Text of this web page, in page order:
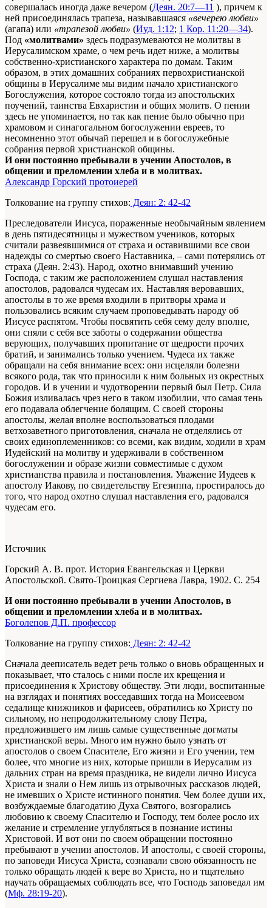
совершалась иногда даже вечером (Деян. 20:7—11 ), причем к
ней присоединялась трапеза, называвшаяся «вечерею любви»
(агапа) или «трапезой любви» (Иуд. 1:12; 1 Кор. 11:20—34).
Под «молитвами» здесь подразумеваются не молитвы в
Иерусалимском храме, о чем речь идет ниже, а молитвы
собственно-христианского характера по домам. Таким
образом, в этих домашних собраниях первохристианской
общины в Иерусалиме мы видим начало христианского
Богослужения, которое состояло тогда из апостольских
поучений, таинства Евхаристии и общих молитв. О пении
здесь не упоминается, но так как пение было обычно при
храмовом и синагогальном богослужении евреев, то
несомненно этот обычай перешел и в богослужебные
собрания первой христианской общины.
И они постоянно пребывали в учении Апостолов, в
общении и преломлении хлеба и в молитвах.
Александр Горский протоиерей
Толкование на группу стихов: Деян: 2: 42-42
Преследователи Иисуса, пораженные необычайным явлением
в день пятидесятницы и мужеством учеников, которых
считали развеявшимися от страха и оставившими все свои
надежды со смертью своего Наставника, – сами потерялись от
страха (Деян. 2:43). Народ, охотно внимавший учению
Господа, с таким же расположением слушал наставления
апостолов, радовался чудесам их. Наставляя веровавших,
апостолы в то же время входили в притворы храма и
пользовались всяким случаем проповедывать народу об
Иисусе распятом. Чтобы посвятить себя сему делу вполне,
они сняли с себя все заботы о содержании общества
верующих, получавших пропитание от щедрости прочих
братий, и занимались только учением. Чудеса их также
обращали на себя внимание всех: они исцеляли болезни
всякого рода, так что приносили к ним больных из окрестных
городов. И в учении и чудотворении первый был Петр. Сила
Божия изливалась чрез него в таком изобилии, что самая тень
его подавала облегчение болящим. С своей стороны
апостолы, желая вполне воспользоваться плодами
ветхозаветного приготовления, сначала не отделялись от
своих единоплеменников: со всеми, как видим, ходили в храм
Иудейский на молитву и удерживали в собственном
богослужении и образе жизни совместимые с духом
христианства правила и постановления. Уважение Иудеев к
апостолу Иакову, по свидетельству Егезиппа, простиралось до
того, что народ охотно слушал наставления его, радовался
чудесам его.
Источник
Горский А. В. прот. История Евангельская и Церкви
Апостольской. Свято-Троицкая Сергиева Лавра, 1902. С. 254
И они постоянно пребывали в учении Апостолов, в
общении и преломлении хлеба и в молитвах.
Боголепов Д.П. профессор
Толкование на группу стихов: Деян: 2: 42-42
Сначала дееписатель ведет речь только о вновь обращенных и
показывает, что сталось с ними после их крещения и
присоединения к Христову обществу. Эти люди, воспитанные
на взглядах и понятиях восседавших тогда на Моисеевом
седалище книжников и фарисеев, обратились ко Христу по
сильному, но непродолжительному слову Петра,
предложившего им лишь самые существенные догматы
христианской веры. Много им нужно было узнать от
апостолов о своем Спасителе, Его жизни и Его учении, тем
более, что многие из них, которые пришли в Иерусалим из
дальних стран на время праздника, не видели лично Иисуса
Христа и знали о Нем лишь из отрывочных рассказов людей,
не имевших о Христе истинного понятия. Чем более души их,
возбуждаемые благодатию Духа Святого, возгорались
любовию к своему Спасителю и Господу, тем более росло их
желание и стремление углубляться в познание истины
Христовой. И вот они по своем обращении постоянно
пребывают в учении апостолов. И апостолы, с своей стороны,
по заповеди Иисуса Христа, сознавали свою обязанность не
только обращать людей к вере во Христа, но и тщательно
научать обращаемых соблюдать все, что Господь заповедал им
(Мф. 28:19-20).